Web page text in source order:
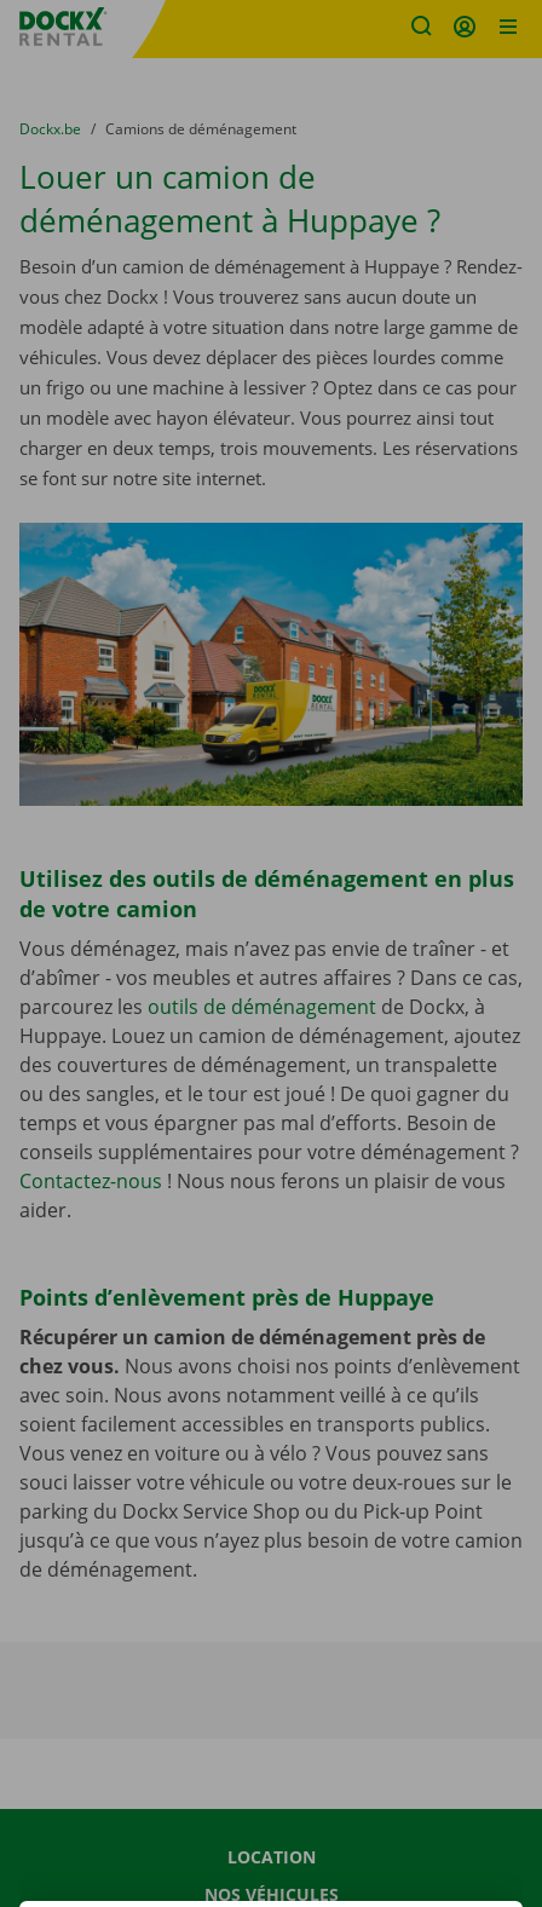
sitename
You are here:
du
Dockx.be to
Camions de déménagement
Louer un camion de
déménagement à Huppaye ?
Besoin d’un camion de déménagement à Huppaye ? Rendez-
vous chez Dockx ! Vous trouverez sans aucun doute un
modèle adapté à votre situation dans notre large gamme de
véhicules. Vous devez déplacer des pièces lourdes comme
un frigo ou une machine à lessiver ? Optez dans ce cas pour
un modèle avec hayon élévateur. Vous pourrez ainsi tout
charger en deux temps, trois mouvements. Les réservations
se font sur notre site internet.
Utilisez des outils de déménagement en plus
de votre camion
Vous déménagez, mais n’avez pas envie de traîner - et
d’abîmer - vos meubles et autres affaires ? Dans ce cas,
parcourez les outils de déménagement de Dockx, à
Huppaye. Louez un camion de déménagement, ajoutez
des couvertures de déménagement, un transpalette
ou des sangles, et le tour est joué ! De quoi gagner du
temps et vous épargner pas mal d’efforts. Besoin de
conseils supplémentaires pour votre déménagement ?
Contactez-nous ! Nous nous ferons un plaisir de vous
aider.
Points d’enlèvement près de Huppaye
Récupérer un camion de déménagement près de
chez vous. Nous avons choisi nos points d’enlèvement
avec soin. Nous avons notamment veillé à ce qu’ils
soient facilement accessibles en transports publics.
Vous venez en voiture ou à vélo ? Vous pouvez sans
souci laisser votre véhicule ou votre deux-roues sur le
parking du Dockx Service Shop ou du Pick-up Point
jusqu’à ce que vous n’ayez plus besoin de votre camion
de déménagement.
LOCATION
NOS VÉHICULES